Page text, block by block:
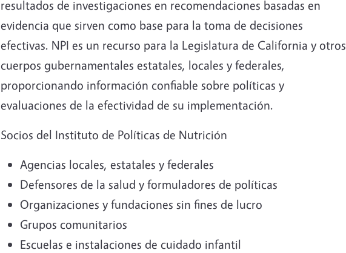
resultados de investigaciones en recomendaciones basadas en
evidencia que sirven como base para la toma de decisiones
efectivas. NPI es un recurso para la Legislatura de California y otros
cuerpos gubernamentales estatales, locales y federales,
proporcionando información confiable sobre políticas y
evaluaciones de la efectividad de su implementación.
Socios del Instituto de Políticas de Nutrición
Agencias locales, estatales y federales
Defensores de la salud y formuladores de políticas
Organizaciones y fundaciones sin fines de lucro
Grupos comunitarios
Escuelas e instalaciones de cuidado infantil